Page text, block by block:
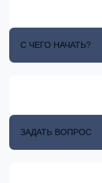
С ЧЕГО НАЧАТЬ?
ЗАДАТЬ ВОПРОС